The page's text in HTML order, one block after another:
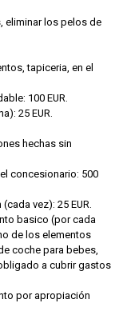
eliminar los pelos de
tapiceria, en el
100 EUR.
25 EUR.
hechas sin
concesionario: 500
vez): 25 EUR.
basico (por cada
de los elementos
coche para bebes,
a cubrir gastos
por apropiación